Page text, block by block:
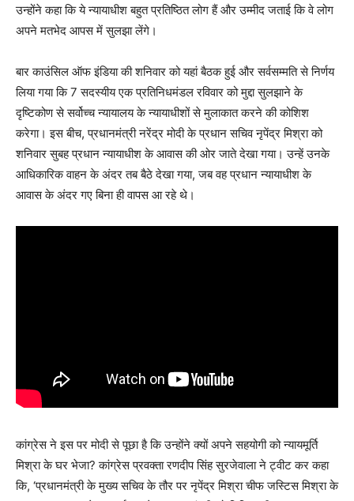
उन्होंने कहा कि ये न्यायाधीश बहुत प्रतिष्ठित लोग हैं और उम्मीद जताई कि वे लोग
अपने मतभेद आपस में सुलझा लेंगे।
बार काउंसिल ऑफ इंडिया की शनिवार को यहां बैठक हुई और सर्वसम्मति से निर्णय
लिया गया कि 7 सदस्यीय एक प्रतिनिधमंडल रविवार को मुद्दा सुलझाने के
दृष्टिकोण से सर्वोच्च न्यायालय के न्यायाधीशों से मुलाकात करने की कोशिश
करेगा। इस बीच, प्रधानमंत्री नरेंद्र मोदी के प्रधान सचिव नृपेंद्र मिश्रा को
शनिवार सुबह प्रधान न्यायाधीश के आवास की ओर जाते देखा गया। उन्हें उनके
आधिकारिक वाहन के अंदर तब बैठे देखा गया, जब वह प्रधान न्यायाधीश के
आवास के अंदर गए बिना ही वापस आ रहे थे।
कांग्रेस ने इस पर मोदी से पूछा है कि उन्होंने क्यों अपने सहयोगी को न्यायमूर्ति
मिश्रा के घर भेजा? कांग्रेस प्रवक्ता रणदीप सिंह सुरजेवाला ने ट्वीट कर कहा
कि, ‘प्रधानमंत्री के मुख्य सचिव के तौर पर नृपेंद्र मिश्रा चीफ जस्टिस मिश्रा के